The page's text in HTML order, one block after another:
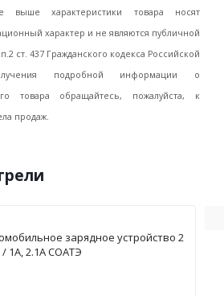
выше характеристики товара носят
характер и не являются публичной
ст. 437 Гражданского кодекса Российской
подробной информации о
товара обращайтесь, пожалуйста, к
продаж.
зарядное устройство 2
/ 1А, 2.1А СОАТЭ